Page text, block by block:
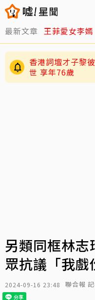
最新文章 王菲愛女李嫣
香港詞壇才子黎
世 享年76歲
另類同框林志
眾抗議「我戲
2024-09-16 23:48 聯合報